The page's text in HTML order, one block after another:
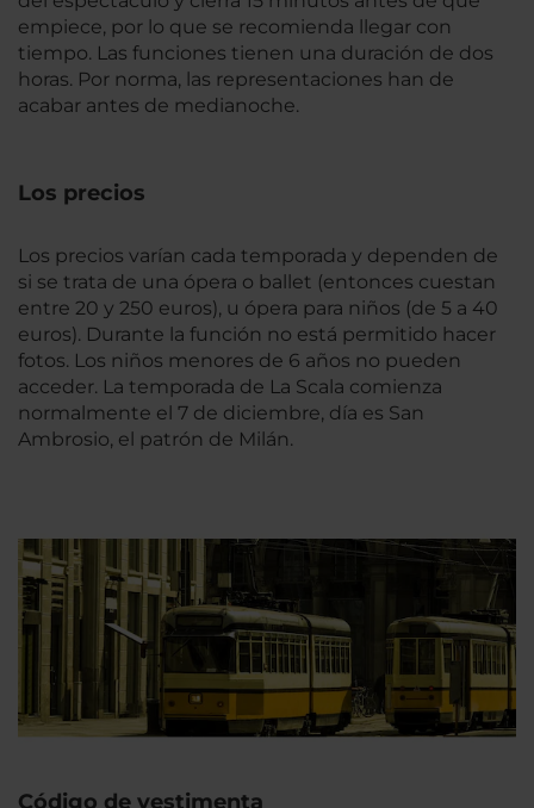
empiece, por lo que se recomienda llegar con
tiempo. Las funciones tienen una duración de dos
horas. Por norma, las representaciones han de
acabar antes de medianoche.
Los precios
Los precios varían cada temporada y dependen de
si se trata de una ópera o ballet (entonces cuestan
entre 20 y 250 euros), u ópera para niños (de 5 a 40
euros). Durante la función no está permitido hacer
fotos. Los niños menores de 6 años no pueden
acceder. La temporada de La Scala comienza
normalmente el 7 de diciembre, día es San
Ambrosio, el patrón de Milán.
Código de vestimenta